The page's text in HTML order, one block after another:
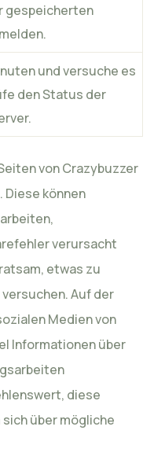
gespeicherten
und versuche es
den Status der
von Crazybuzzer
Diese können
verursacht
etwas zu
Auf der
Medien von
Informationen über
diese
sich über mögliche